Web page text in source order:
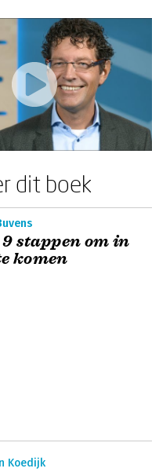
dit boek
9 stappen om in
komen
Koedijk